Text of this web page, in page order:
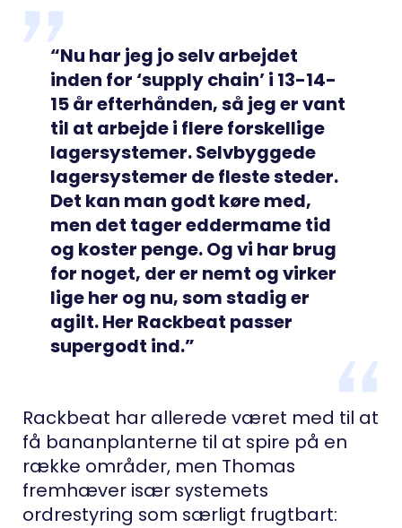
“Nu har jeg jo selv arbejdet
inden for ‘supply chain’ i 13-14-
15 år efterhånden, så jeg er vant
til at arbejde i flere forskellige
lagersystemer. Selvbyggede
lagersystemer de fleste steder.
Det kan man godt køre med,
men det tager eddermame tid
og koster penge. Og vi har brug
for noget, der er nemt og virker
lige her og nu, som stadig er
agilt. Her Rackbeat passer
supergodt ind.”
Rackbeat har allerede været med til at
få bananplanterne til at spire på en
række områder, men Thomas
fremhæver især systemets
ordrestyring som særligt frugtbart: